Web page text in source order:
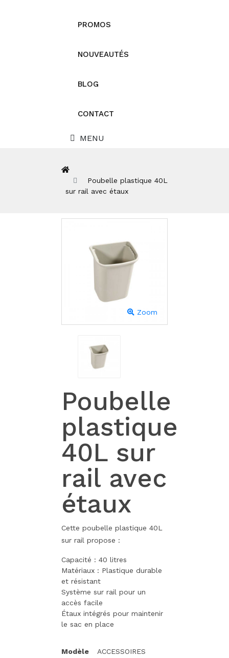
PROMOS
NOUVEAUTÉS
BLOG
CONTACT
MENU
Poubelle plastique 40L
sur rail avec étaux
Zoom
Poubelle
plastique
40L sur
rail avec
étaux
Cette poubelle plastique 40L
sur rail propose :
Capacité : 40 litres
Matériaux : Plastique durable
et résistant
Système sur rail pour un
accès facile
Étaux intégrés pour maintenir
le sac en place
Modèle ACCESSOIRES